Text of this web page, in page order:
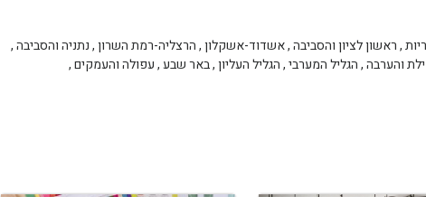
,ראשון לציון והסביבה,אשדוד-אשקלון,הרצליה-רמת השרון,נתניה והסביבה,
והערבה,הגליל המערבי,הגליל העליון,באר שבע,עפולה והעמקים,